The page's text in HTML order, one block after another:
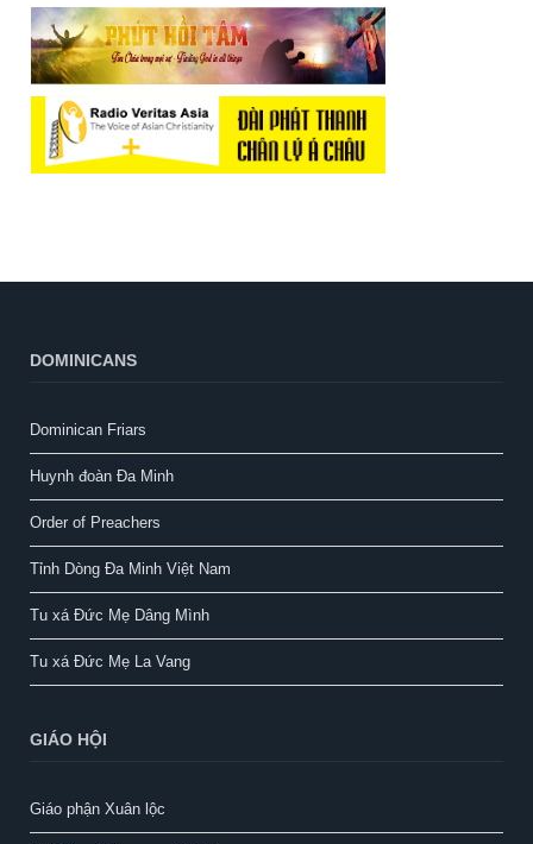
DOMINICANS
Dominican Friars
Huynh đoàn Đa Minh
Order of Preachers
Tỉnh Dòng Đa Minh Việt Nam
Tu xá Đức Mẹ Dâng Mình
Tu xá Đức Mẹ La Vang
GIÁO HỘI
Giáo phận Xuân lộc